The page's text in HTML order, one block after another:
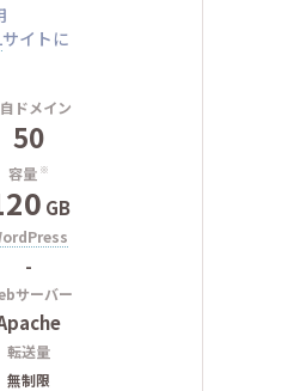
サイトに
ドメイン
50
容量 ※
GB
-
サーバー
転送量
無制限